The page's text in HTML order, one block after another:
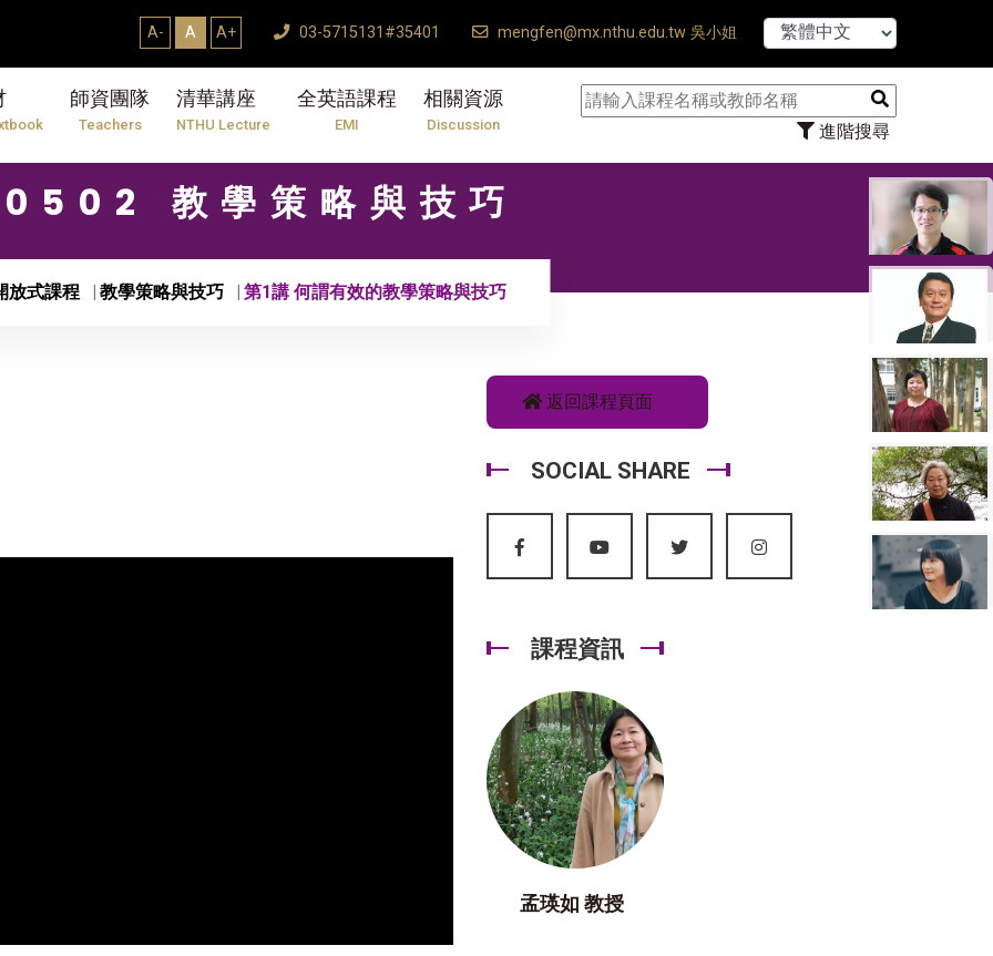
A- A A+ 03-5715131#35401 mengfen@mx.nthu.edu.tw 吳小姐
師資團隊
Teachers
清華講座
NTHU Lecture
全英語課程
EMI
相關資源
Discussion 進階搜尋
【7/31】114學
教學策略與技巧
放式課程 教學策略與技巧 第1講 何謂有效的教學策略與技巧
返回課程頁面
SOCIAL SHARE
課程資訊
孟瑛如 教授